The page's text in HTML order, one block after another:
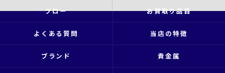
フロー お買取り品目
よくある質問 当店の特徴
ブランド 貴金属